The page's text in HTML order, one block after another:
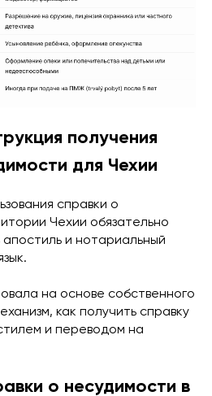
получения
для Чехии
справки о
Чехии обязательно
и нотариальный
на основе собственного
как получить справку
и переводом на
о несудимости в